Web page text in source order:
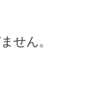
せん。